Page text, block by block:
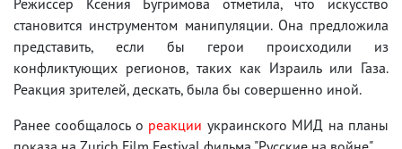
становится инструментом манипуляции. Она предложила
представить, если бы герои происходили из
конфликтующих регионов, таких как Израиль или Газа.
Реакция зрителей, дескать, была бы совершенно иной.
Ранее сообщалось о реакции украинского МИД на планы